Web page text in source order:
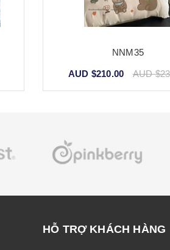
NNM35
AUD $210.00 AUD
HỖ TRỢ KHÁCH HÀNG